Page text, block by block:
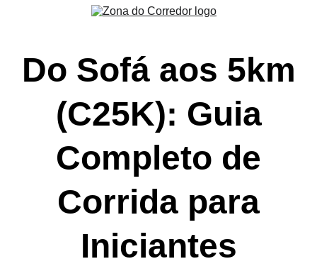
Do Sofá aos 5km
(C25K): Guia
Completo de
Corrida para
Iniciantes